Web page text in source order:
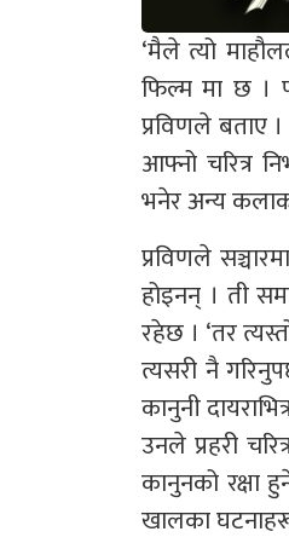
‘मैले त्यो
फिल्म मा छ ।
प्रविणले बताए
आफ्नो चरित्र
भनेर अन्य
प्रविणले
होइनन् । ती
रहेछ । ‘तर
त्यसरी नै
कानुनी
उनले प्रहरी
कानुनको रक्षा
खालका